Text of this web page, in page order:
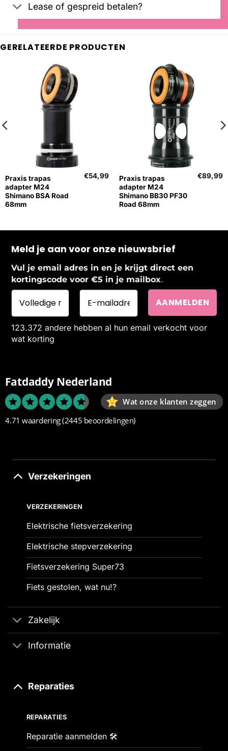
Lease of gespreid betalen?
GERELATEERDE PRODUCTEN
Praxis trapas
adapter M24
Shimano BSA Road
68mm
€54,99
Praxis trapas
adapter M24
Shimano BB30 PF30
Road 68mm
€89,99
Meld je aan voor onze nieuwsbrief
Vul je email adres in en je krijgt direct een
kortingscode voor €5 in je mailbox.
123.372 andere hebben al hun email verkocht voor
wat korting
Fatdaddy Nederland
Wat onze klanten zeggen
4.71 waardering(2445 beoordelingen)
Verzekeringen
VERZEKERINGEN
Elektrische fietsverzekering
Elektrische stepverzekering
Fietsverzekering Super73
Fiets gestolen, wat nu!?
Zakelijk
Informatie
Reparaties
REPARATIES
Reparatie aanmelden 🛠️